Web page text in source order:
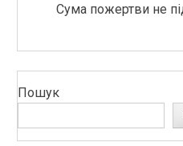
Сума пожертви не
Пошук